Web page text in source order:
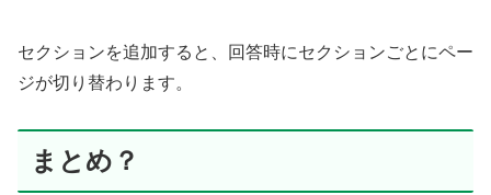
セクションを追加すると、回答時にセクションごとにペー
ジが切り替わります。
まとめ？